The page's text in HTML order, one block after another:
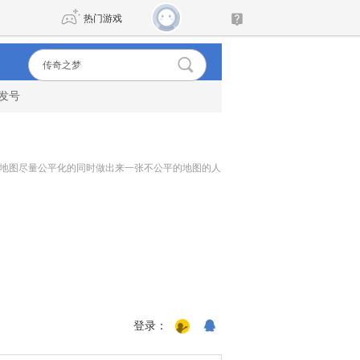
热门游戏
号
图尽量公平化的同时做出来一张不公平的地图的人
登录：